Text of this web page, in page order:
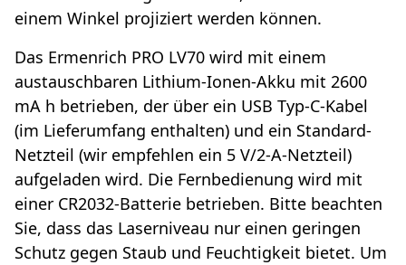
einem Winkel projiziert werden können.
Das Ermenrich PRO LV70 wird mit einem
austauschbaren Lithium-Ionen-Akku mit 2600
mA h betrieben, der über ein USB Typ-C-Kabel
(im Lieferumfang enthalten) und ein Standard-
Netzteil (wir empfehlen ein 5 V/2-A-Netzteil)
aufgeladen wird. Die Fernbedienung wird mit
einer CR2032-Batterie betrieben. Bitte beachten
Sie, dass das Laserniveau nur einen geringen
Schutz gegen Staub und Feuchtigkeit bietet. Um